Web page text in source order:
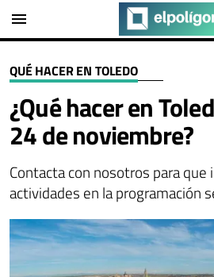
menu
QUÉ HACER EN TOLEDO
¿Qué hacer en
24 de noviembre?
Contacta con nosotros para
actividades en la programación